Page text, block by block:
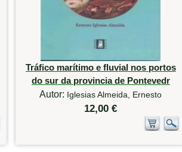
Tráfico marítimo e fluvial nos portos
do sur da provincia de Pontevedr
Autor: Iglesias Almeida, Ernesto
12,00 €